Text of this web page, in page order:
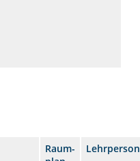
Raum-
Lehrperson